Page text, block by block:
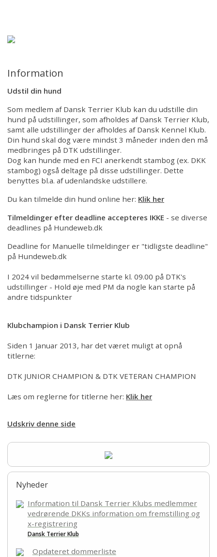
Forside
Udstillinger 2026
Udstillinger/Shows 2026
Resultater/BIS
Årets Terrier
Kontakt
Information
Udstil din hund
Som medlem af Dansk Terrier Klub kan du udstille din
hund på udstillinger, som afholdes af Dansk Terrier Klub,
samt alle udstillinger der afholdes af Dansk Kennel Klub.
Din hund skal dog være mindst 3 måneder inden den må
medbringes på DTK udstillinger.
Dog kan hunde med en FCI anerkendt stambog (ex. DKK
stambog) også deltage på disse udstillinger. Dette
benyttes bl.a. af udenlandske udstillere.
Du kan tilmelde din hund online her: Klik her
Tilmeldinger efter deadline accepteres IKKE - se diverse
deadlines på Hundeweb.dk
Deadline for Manuelle tilmeldinger er "tidligste deadline"
på Hundeweb.dk
I 2024 vil bedømmelserne starte kl. 09.00 på DTK's
udstillinger - Hold øje med PM da nogle kan starte på
andre tidspunkter
Klubchampion i Dansk Terrier Klub
Siden 1 Januar 2013, har det været muligt at opnå
titlerne:
DTK JUNIOR CHAMPION & DTK VETERAN CHAMPION
Læs om reglerne for titlerne her: Klik her
Udskriv denne side
Nyheder
Information til Dansk Terrier Klubs medlemmer
vedrørende DKKs information om fremstilling og
x-registrering
Dansk Terrier Klub
Opdateret dommerliste